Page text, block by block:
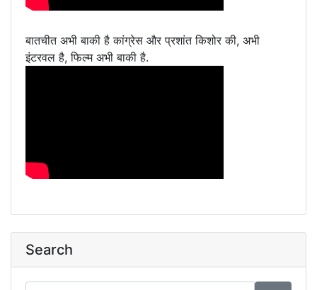
बातचीत अभी बाकी है कांग्रेस और प्रशांत किशोर की, अभी
इंटरवल है, फिल्म अभी बाकी है.
Search